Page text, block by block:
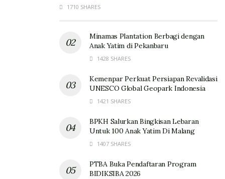
1710 SHARES
Minamas Plantation Berbagi dengan
Anak Yatim di Pekanbaru
1428 SHARES
Kemenpar Perkuat Persiapan Revalidasi
UNESCO Global Geopark Indonesia
1421 SHARES
BPKH Salurkan Bingkisan Lebaran
Untuk 100 Anak Yatim Di Malang
1407 SHARES
PTBA Buka Pendaftaran Program
BIDIKSIBA 2026